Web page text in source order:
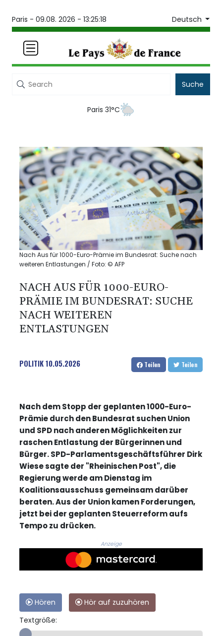
Paris - 09.08. 2026 - 13:25:18 Deutsch
Suche
Paris 31°C
Nach Aus für 1000-Euro-Prämie im Bundesrat: Suche nach
weiteren Entlastungen / Foto: © AFP
NACH AUS FÜR 1000-EURO-
PRÄMIE IM BUNDESRAT: SUCHE
NACH WEITEREN
ENTLASTUNGEN
POLITIK10.05.2026 Teilen Teilen
Nach dem Stopp der geplanten 1000-Euro-
Prämie durch den Bundesrat suchen Union
und SPD nach anderen Möglichkeiten zur
raschen Entlastung der Bürgerinnen und
Bürger. SPD-Parlamentsgeschäftsführer Dirk
Wiese sagte der "Rheinischen Post", die
Regierung werde am Dienstag im
Koalitionsausschuss gemeinsam darüber
beraten. Aus der Union kamen Forderungen,
jetzt bei der geplanten Steuerreform aufs
Tempo zu drücken.
Anzeige
Hören
Hör auf zuzuhören
Textgröße: